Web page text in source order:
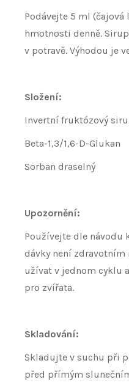
Podávejte 5 ml
hmotnosti denně.
v potravě. Výhodou je
Složení:
Invertní fruktózový
Beta-1,3/1,6-D-Glukan
Sorban draselný
Upozornění:
Používejte dle návodu
dávky není
užívat v jednom cyklu
pro zvířata.
Skladování:
Skladujte v suchu při
před přímým